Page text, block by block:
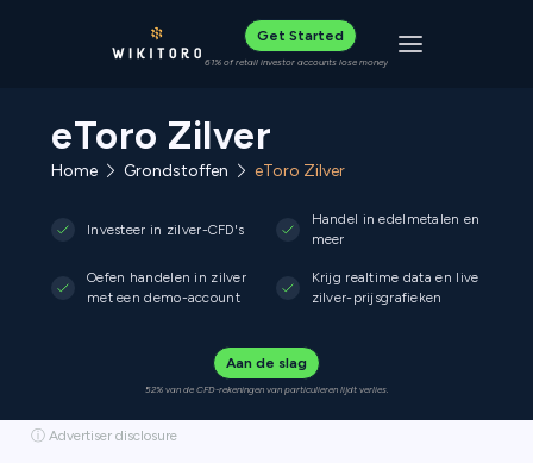
Get Started
61% of retail investor accounts lose money Toggle
eToro Zilver
Home Grondstoffen eToro Zilver
Investeer in zilver-CFD's
Handel in edelmetalen en
meer
Oefen handelen in zilver
met een demo-account
Krijg realtime data en live
zilver-prijsgrafieken
Aan de slag
52% van de CFD-rekeningen van particulieren lijdt verlies.
ⓘ Advertiser disclosure